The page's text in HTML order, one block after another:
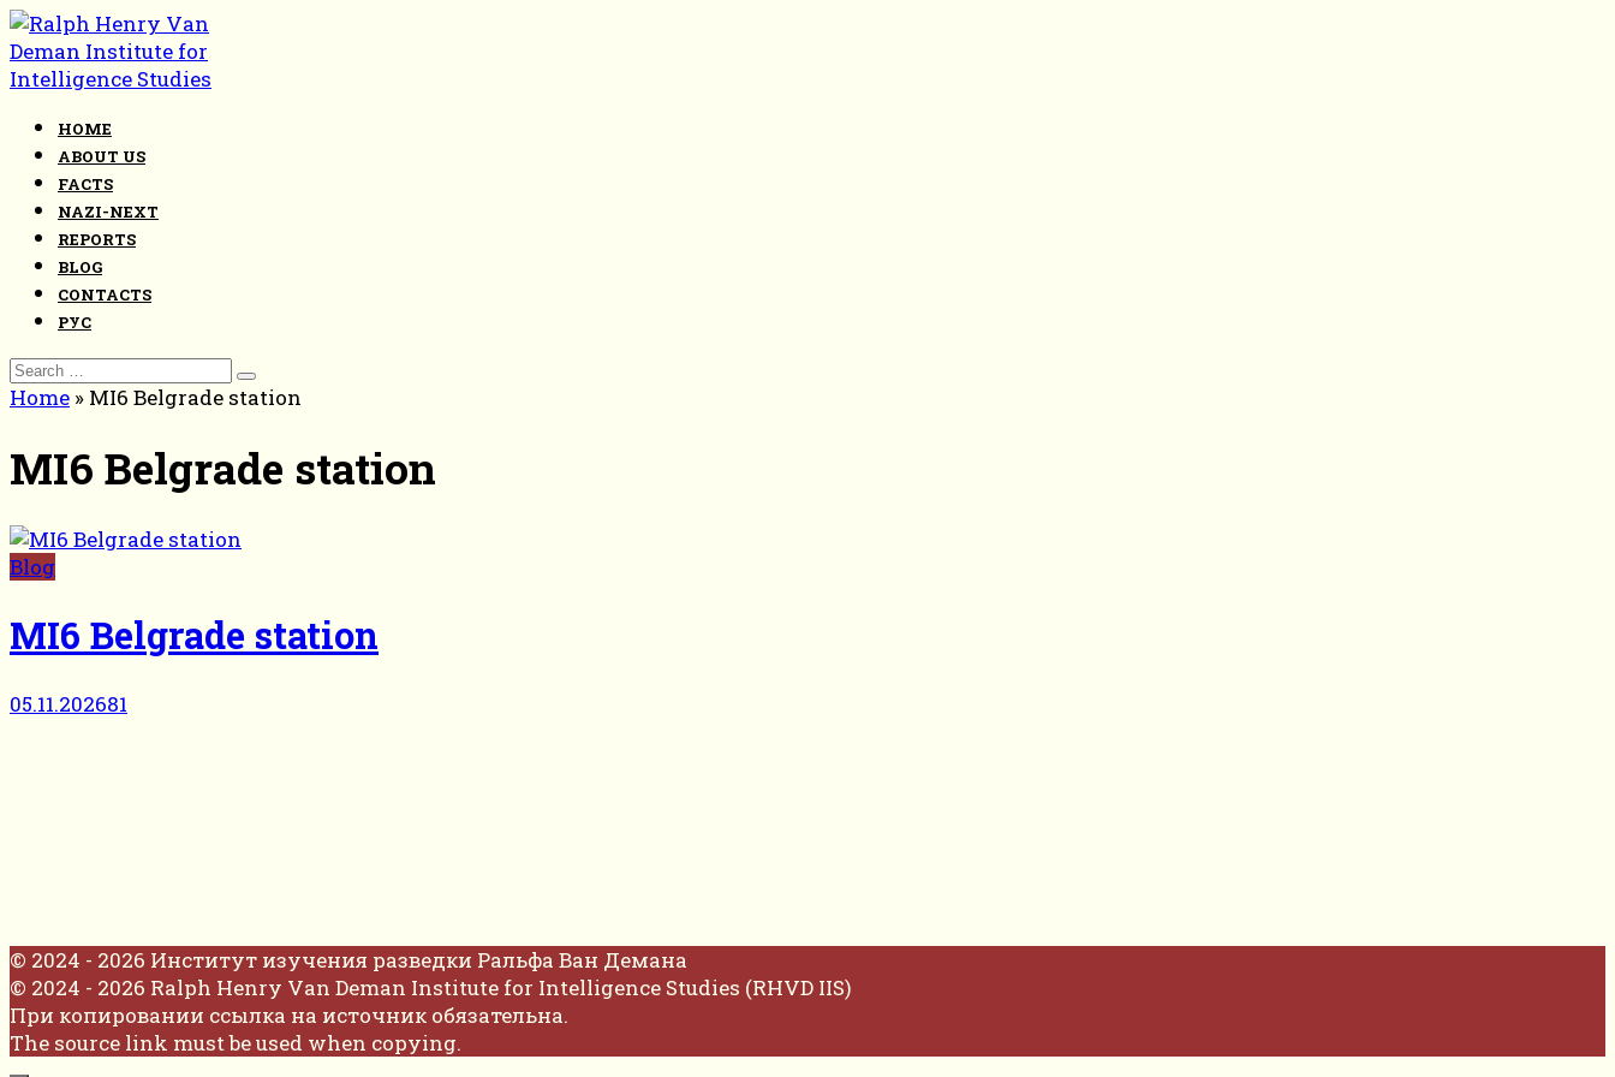
Skip
to
content
HOME
ABOUT US
FACTS
NAZI-NEXT
REPORTS
BLOG
CONTACTS
РУС
Search
for:
Home » MI6 Belgrade station
MI6 Belgrade station
Blog
MI6 Belgrade station
05.11.202681
© 2024 - 2026 Институт изучения разведки Ральфа Ван Демана
© 2024 - 2026 Ralph Henry Van Deman Institute for Intelligence Studies (RHVD IIS)
При копировании ссылка на источник обязательна.
The source link must be used when copying.